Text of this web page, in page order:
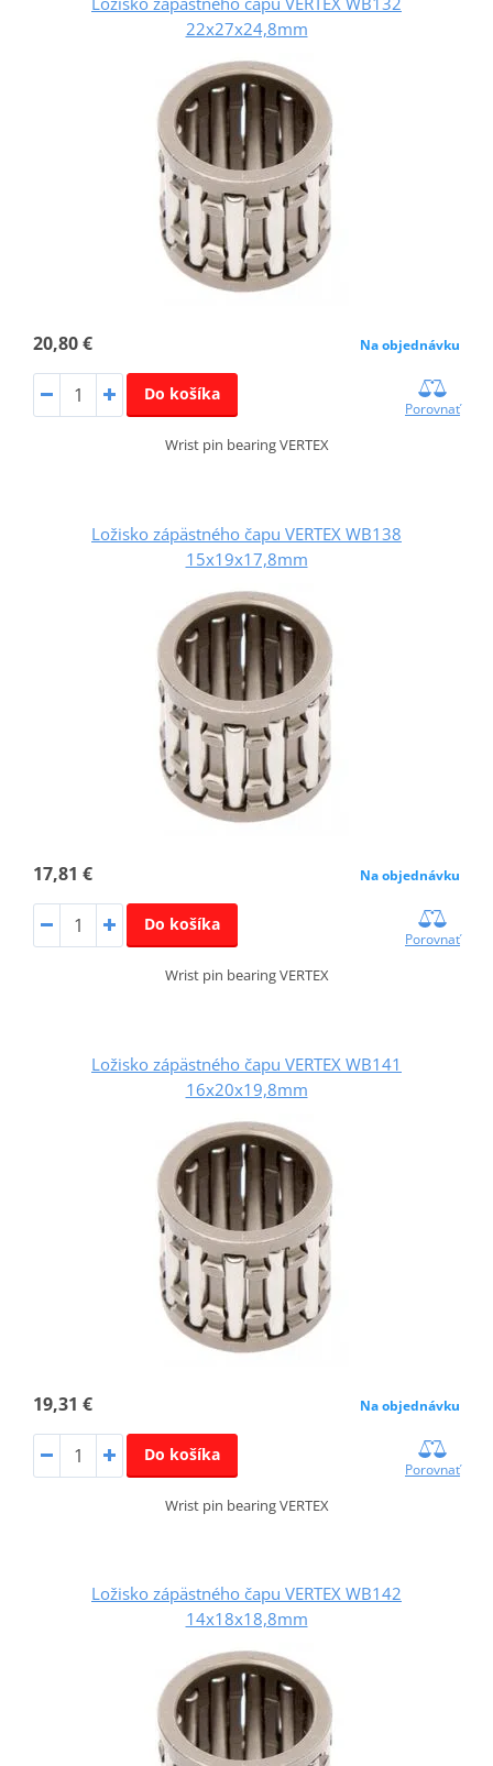
22x27x24,8mm
20,80 € Na objednávku
Do košíka
Porovnať
Wrist pin bearing VERTEX
Ložisko zápästného čapu VERTEX WB138
15x19x17,8mm
17,81 € Na objednávku
Do košíka
Porovnať
Wrist pin bearing VERTEX
Ložisko zápästného čapu VERTEX WB141
16x20x19,8mm
19,31 € Na objednávku
Do košíka
Porovnať
Wrist pin bearing VERTEX
Ložisko zápästného čapu VERTEX WB142
14x18x18,8mm